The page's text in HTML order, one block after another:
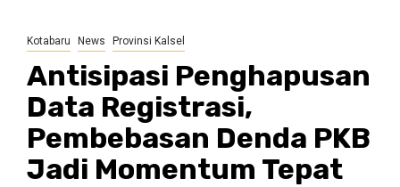
Kotabaru News Provinsi Kalsel
Antisipasi Penghapusan
Data Registrasi,
Pembebasan Denda PKB
Jadi Momentum Tepat